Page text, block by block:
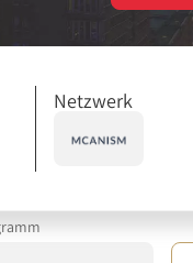
Netzwerk